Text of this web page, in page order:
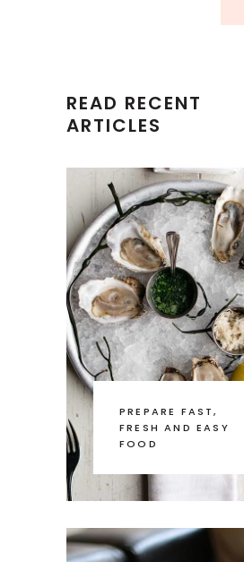
READ RECENT
ARTICLES
PREPARE FAST,
FRESH AND EASY
FOOD